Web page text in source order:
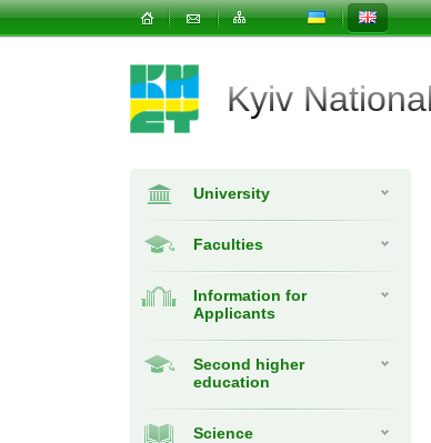
Kyiv
University
Faculties
Information for
Applicants
Second higher
education
Science